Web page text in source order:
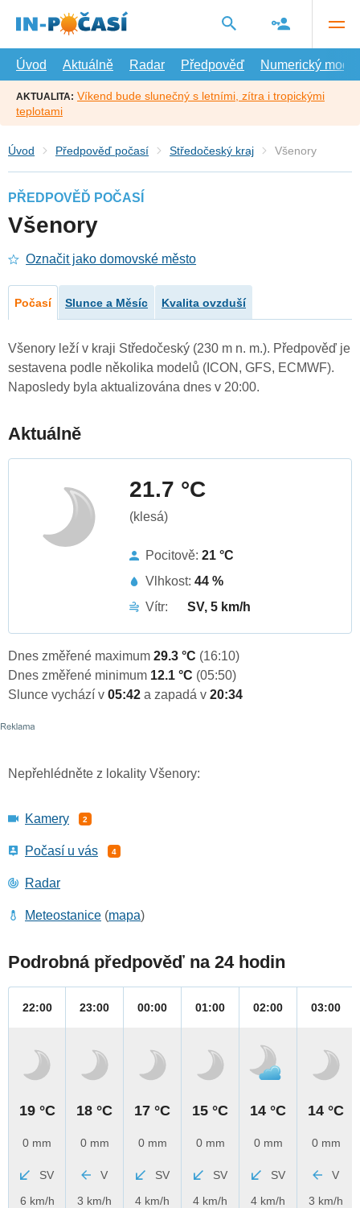
hlavní
Úvod
Aktuálně Radar Předpověď Numerický model
AKTUALITA: Víkend bude slunečný s letními, zítra i tropickými
teplotami
Úvod Předpověď počasí Středočeský kraj Všenory
PŘEDPOVĚĎ POČASÍ
Všenory
Označit jako domovské město
Počasí Slunce a Měsíc Kvalita ovzduší
Všenory leží v kraji Středočeský (230 m n. m.). Předpověď je
sestavena podle několika modelů (ICON, GFS, ECMWF).
Naposledy byla aktualizována dnes v 20:00.
Aktuálně
21.7 °C
(klesá)
Pocitově: 21 °C
Vlhkost: 44 %
Vítr:
SV, 5 km/h
Dnes změřené maximum 29.3 °C (16:10)
Dnes změřené minimum 12.1 °C (05:50)
Slunce vychází v 05:42 a zapadá v 20:34
Nepřehlédněte z lokality Všenory:
Kamery 2
Počasí u vás 4
Radar
Meteostanice (mapa)
Podrobná předpověď na 24 hodin
22:00
19 °C
0 mm
SV
6 km/h
23:00
18 °C
0 mm
V
3 km/h
00:00
17 °C
0 mm
SV
4 km/h
01:00
15 °C
0 mm
SV
4 km/h
02:00
14 °C
0 mm
SV
4 km/h
03:00
14 °C
0 mm
V
3 km/h